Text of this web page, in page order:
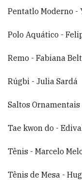
Pentatlo Moderno -
Polo Aquático -
Remo - Fabiana
Rúgbi - Julia Sardá
Saltos Ornamentais
Tae kwon do -
Tênis - Marcelo
Tênis de Mesa -